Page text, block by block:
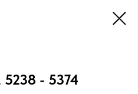
- 5374